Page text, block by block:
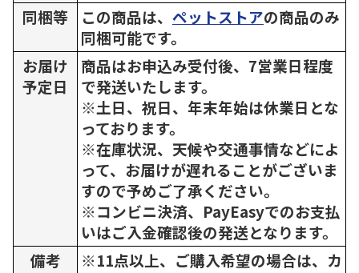
同梱等
この商品は、 ペットストアの商品のみ
同梱可能です。
お届け
予定日
商品はお申込み受付後、7営業日程度
で発送いたします。
※土日、祝日、年末年始は休業日とな
っております。
※在庫状況、天候や交通事情などによ
って、お届けが遅れることがございま
すので予めご了承ください。
※コンビニ決済、PayEasyでのお支払
いはご入金確認後の発送となります。
備考
※11点以上、ご購入希望の場合は、カ